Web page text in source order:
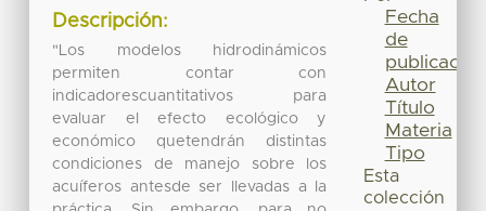
Descripción:
"Los modelos hidrodinámicos
permiten contar con
indicadorescuantitativos para
evaluar el efecto ecológico y
económico quetendrán distintas
condiciones de manejo sobre los
acuíferos antesde ser llevadas a la
Fecha
de
publicación
Autor
Título
Materia
Tipo
Esta
colección